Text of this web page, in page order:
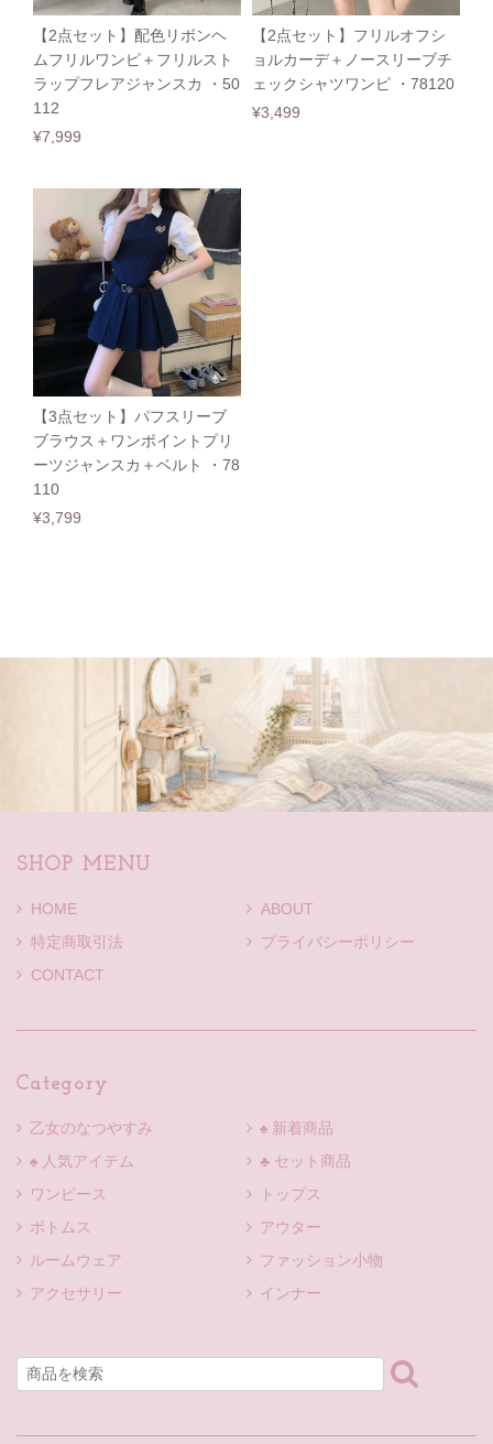
【2点セット】配色リボンヘ
ムフリルワンピ＋フリルスト
ラップフレアジャンスカ ・50
112
¥7,999
【2点セット】フリルオフシ
ョルカーデ＋ノースリーブチ
ェックシャツワンピ ・78120
¥3,499
【3点セット】パフスリーブ
ブラウス＋ワンポイントプリ
ーツジャンスカ＋ベルト ・78
110
¥3,799
SHOP MENU
HOME
ABOUT
特定商取引法
プライバシーポリシー
CONTACT
Category
乙女のなつやすみ
♠ 新着商品
♠ 人気アイテム
♣ セット商品
ワンピース
トップス
ボトムス
アウター
ルームウェア
ファッション小物
アクセサリー
インナー